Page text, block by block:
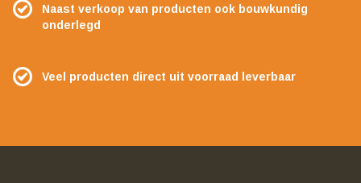
Naast verkoop van producten ook bouwkundig
onderlegd
Veel producten direct uit voorraad leverbaar